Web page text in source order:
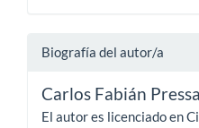
Biografía del autor/a
Carlos Fabián
El autor es licenciado en